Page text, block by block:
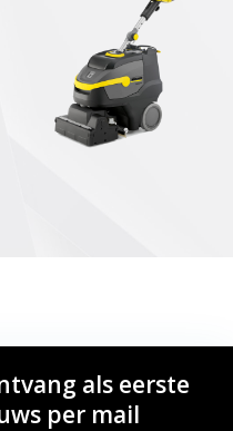
als eerste
per mail